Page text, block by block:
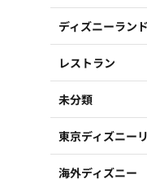
ディズニーランド
レストラン
未分類
東京ディズニー
海外ディズニー